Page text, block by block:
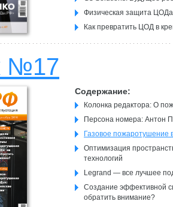
Физическая защита
Как превратить ЦОД в
№17
Содержание:
Колонка редактора: О
Персона номера: Антон
Газовое пожаротушение
Оптимизация
технологий
Legrand — все лучшее
Создание эффективной
обратить внимание?